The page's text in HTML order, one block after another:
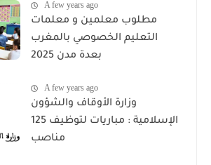
A few years ago
مطلوب معلمين و معلمات
التعليم الخصوصي بالمغرب
بعدة مدن 2025
A few years ago
وزارة الأوقاف والشؤون
الإسلامية : مباريات لتوظيف 125
مناصب